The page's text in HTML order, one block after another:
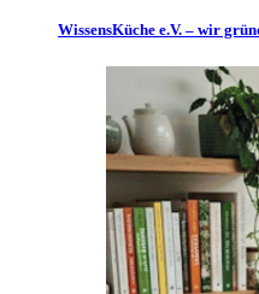
WissensKüche e.V. – wir